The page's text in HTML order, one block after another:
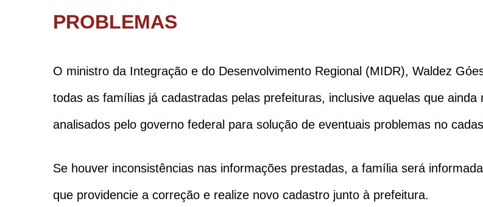
PROBLEMAS
O ministro da Integração e do Desenvolvimento Regional (MIDR), Waldez
todas as famílias já cadastradas pelas prefeituras, inclusive aquelas que
analisados pelo governo federal para solução de eventuais problemas no
Se houver inconsistências nas informações prestadas, a família será
que providencie a correção e realize novo cadastro junto à prefeitura.